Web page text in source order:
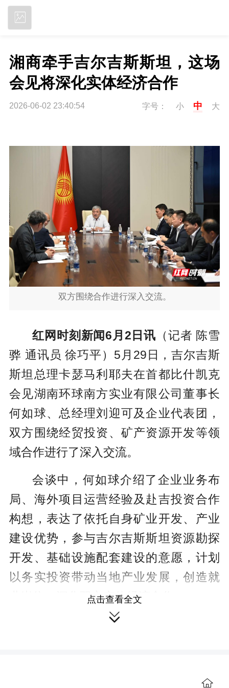
湘商牵手吉尔吉斯斯坦，这场
会见将深化实体经济合作
2026-06-02 23:40:54 字号： 小 中 大
双方围绕合作进行深入交流。
红网时刻新闻6月2日讯 （记者 陈雪
骅 通讯员 徐巧平）5月29日，吉尔吉斯
斯坦总理卡瑟马利耶夫在首都比什凯克
会见湖南环球南方实业有限公司董事长
何如球、总经理刘迎可及企业代表团，
双方围绕经贸投资、矿产资源开发等领
域合作进行了深入交流。
会谈中，何如球介绍了企业业务布
局、海外项目运营经验及赴吉投资合作
构想，表达了依托自身矿业开发、产业
建设优势，参与吉尔吉斯斯坦资源勘探
开发、基础设施配套建设的意愿，计划
以务实投资带动当地产业发展，创造就
业岗位，深化双方实体经济合作。
吉尔吉斯斯坦总理对企业来访表示
本国重点发展领域，期待依托共建“一带
点击查看全文
